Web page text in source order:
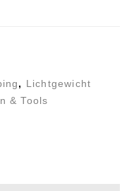
, Lichtgewicht
& Tools